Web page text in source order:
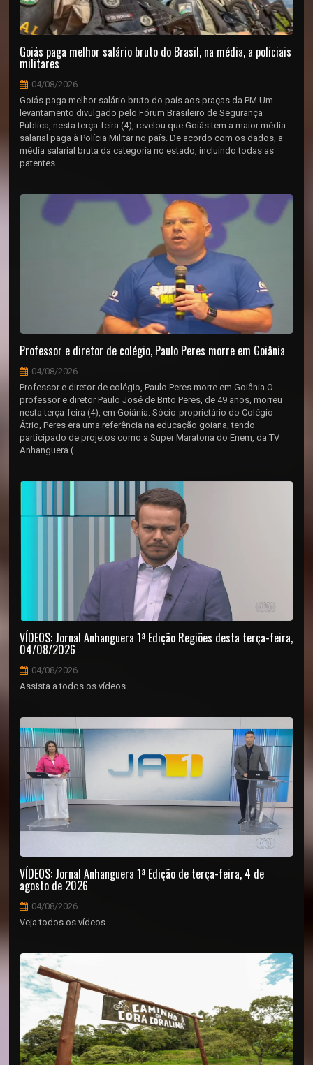
Goiás paga melhor salário bruto do Brasil, na média, a policiais
militares
04/08/2026
Goiás paga melhor salário bruto do país aos praças da PM Um
levantamento divulgado pelo Fórum Brasileiro de Segurança
Pública, nesta terça-feira (4), revelou que Goiás tem a maior média
salarial paga à Polícia Militar no país. De acordo com os dados, a
média salarial bruta da categoria no estado, incluindo todas as
patentes...
Professor e diretor de colégio, Paulo Peres morre em Goiânia
04/08/2026
Professor e diretor de colégio, Paulo Peres morre em Goiânia O
professor e diretor Paulo José de Brito Peres, de 49 anos, morreu
nesta terça-feira (4), em Goiânia. Sócio-proprietário do Colégio
Átrio, Peres era uma referência na educação goiana, tendo
participado de projetos como a Super Maratona do Enem, da TV
Anhanguera (...
VÍDEOS: Jornal Anhanguera 1ª Edição Regiões desta terça-feira,
04/08/2026
04/08/2026
Assista a todos os vídeos....
VÍDEOS: Jornal Anhanguera 1ª Edição de terça-feira, 4 de
agosto de 2026
04/08/2026
Veja todos os vídeos....